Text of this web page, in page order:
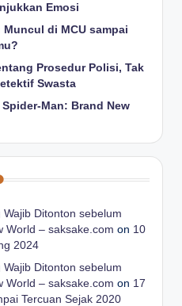
Emosi
Muncul di MCU sampai
Prosedur Polisi, Tak
Swasta
Man: Brand New
Ditonton sebelum
World – saksake.com on 10
2024
Ditonton sebelum
World – saksake.com on 17
Tercuan Sejak 2020